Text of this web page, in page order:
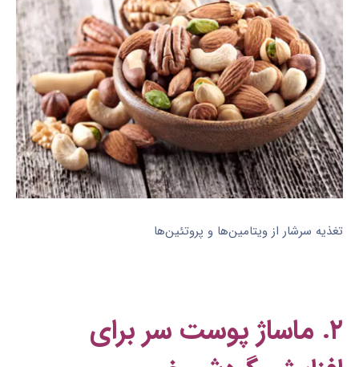
تغذیه سرشار از ویتامین‌ها و پروتئین‌ها
۲. ماساژ پوست سر برای